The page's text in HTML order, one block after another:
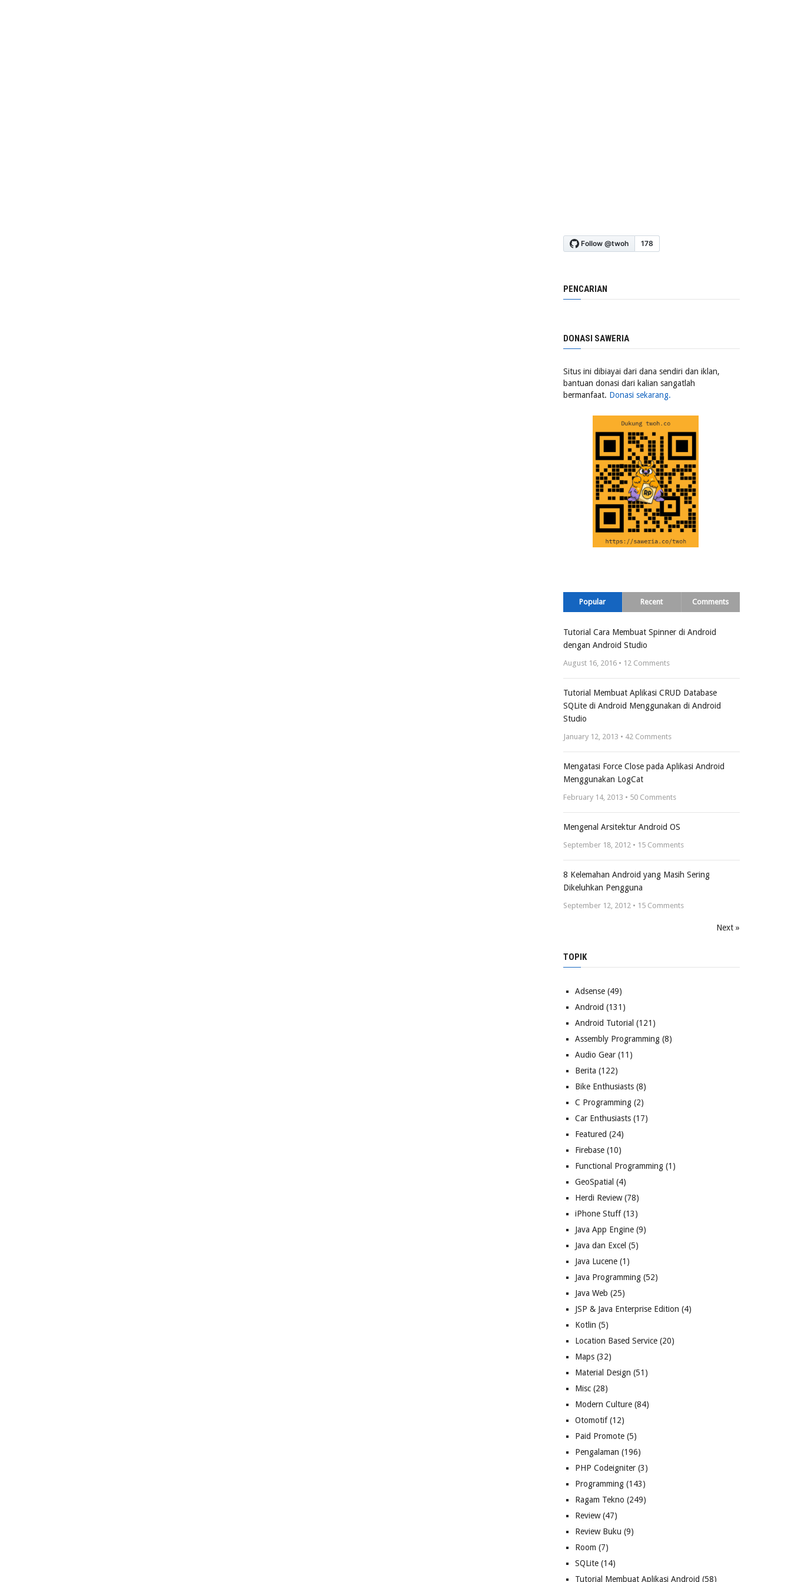
PENCARIAN
DONASI SAWERIA
Situs ini dibiayai dari dana sendiri dan iklan,
bantuan donasi dari kalian sangatlah
bermanfaat. Donasi sekarang.
Popular Recent Comments
Tutorial Cara Membuat Spinner di Android
dengan Android Studio
August 16, 2016 • 12 Comments
Tutorial Membuat Aplikasi CRUD Database
SQLite di Android Menggunakan di Android
Studio
January 12, 2013 • 42 Comments
Mengatasi Force Close pada Aplikasi Android
Menggunakan LogCat
February 14, 2013 • 50 Comments
Mengenal Arsitektur Android OS
September 18, 2012 • 15 Comments
8 Kelemahan Android yang Masih Sering
Dikeluhkan Pengguna
September 12, 2012 • 15 Comments
Next »
TOPIK
Adsense (49)
Android (131)
Android Tutorial (121)
Assembly Programming (8)
Audio Gear (11)
Berita (122)
Bike Enthusiasts (8)
C Programming (2)
Car Enthusiasts (17)
Featured (24)
Firebase (10)
Functional Programming (1)
GeoSpatial (4)
Herdi Review(78)
iPhone Stuff(13)
Java App Engine (9)
Java dan Excel (5)
Java Lucene (1)
Java Programming (52)
Java Web (25)
JSP & Java Enterprise Edition (4)
Kotlin (5)
Location Based Service (20)
Maps (32)
Material Design (51)
Misc (28)
Modern Culture (84)
Otomotif(12)
Paid Promote (5)
Pengalaman (196)
PHP Codeigniter (3)
Programming (143)
Ragam Tekno (249)
Review(47)
Review Buku (9)
Room (7)
SQLite (14)
Tutorial Membuat Aplikasi Android (58)